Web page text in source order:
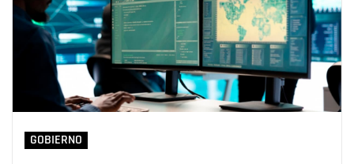
GOBIERNO